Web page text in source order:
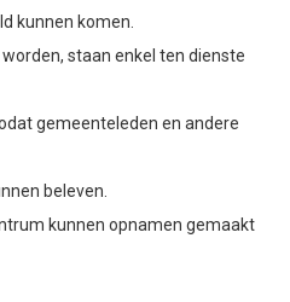
kunnen komen.
staan enkel ten dienste
gemeenteleden en andere
beleven.
kunnen opnamen gemaakt